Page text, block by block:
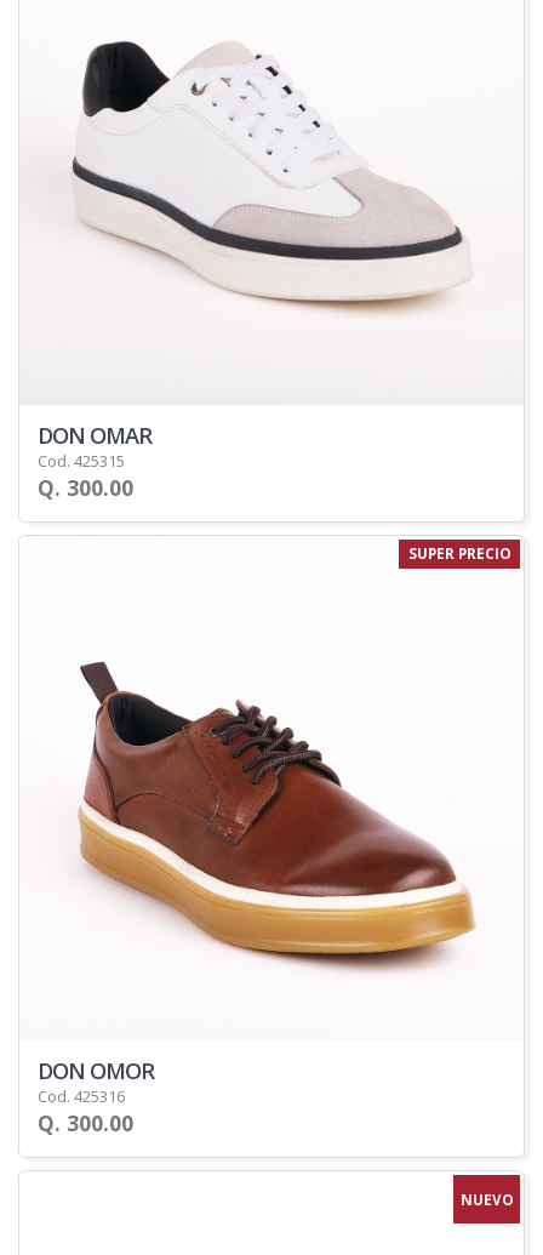
DON OMAR
Cod. 425315
Q. 300.00
SUPER PRECIO
DON OMOR
Cod. 425316
Q. 300.00
NUEVO